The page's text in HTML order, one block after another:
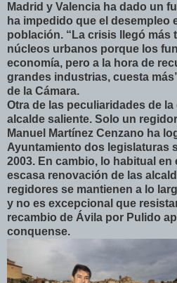
Madrid y Valencia ha dado un
ha impedido que el desempleo
población. “La crisis llegó más
núcleos urbanos porque los
economía, pero a la hora de
grandes industrias, cuesta
de la Cámara.
Otra de las peculiaridades de
alcalde saliente. Solo un
Manuel Martínez Cenzano ha
Ayuntamiento dos legislaturas
2003. En cambio, lo habitual en
escasa renovación de las
regidores se mantienen a lo
y no es excepcional que
recambio de Ávila por Pulido
conquense.